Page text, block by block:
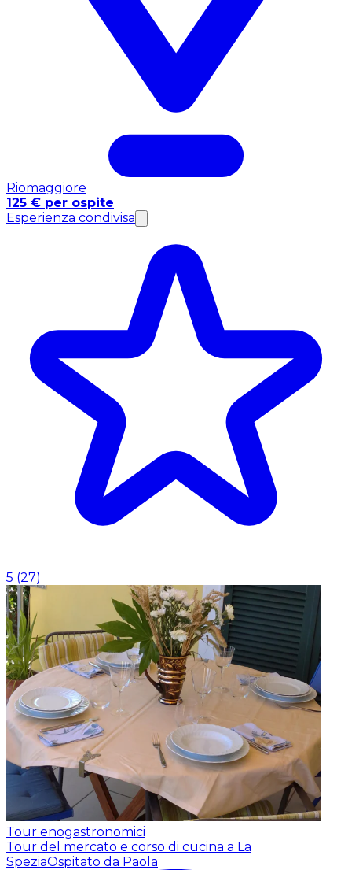
Riomaggiore
125 € per ospite
Esperienza condivisa
5 (27)
Tour enogastronomici
Tour del mercato e corso di cucina a La
SpeziaOspitato da Paola